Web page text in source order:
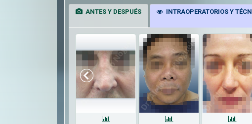
ANTES Y DESPUÉS INTRAOPERATORIOS Y